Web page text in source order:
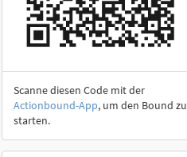
Scanne diesen Code mit der
Actionbound-App, um den Bound zu
starten.